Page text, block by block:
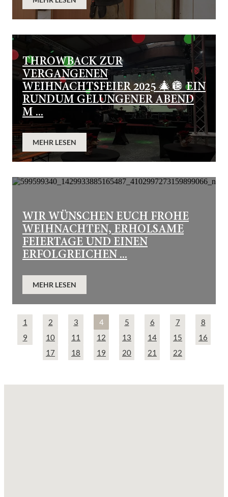
THROWBACK ZUR
VERGANGENEN
WEIHNACHTSFEIER 2025 🎄🪩 EIN
RUNDUM GELUNGENER ABEND
M ...
MEHR LESEN
WIR WÜNSCHEN EUCH FROHE
WEIHNACHTEN, ERHOLSAME
FEIERTAGE UND EINEN
ERFOLGREICHEN ...
MEHR LESEN
1 2 3 4 5 6 7
8
9
10 11 12 13 14 15
16
17
18 19 20 21 22